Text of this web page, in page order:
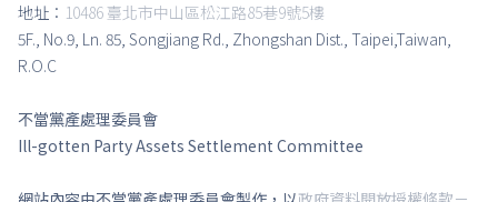
地址： 10486 臺北市中山區松江路85巷9號5樓
5F., No.9, Ln. 85, Songjiang Rd., Zhongshan Dist., Taipei,Taiwan,
R.O.C
不當黨產處理委員會
Ill-gotten Party Assets Settlement Committee